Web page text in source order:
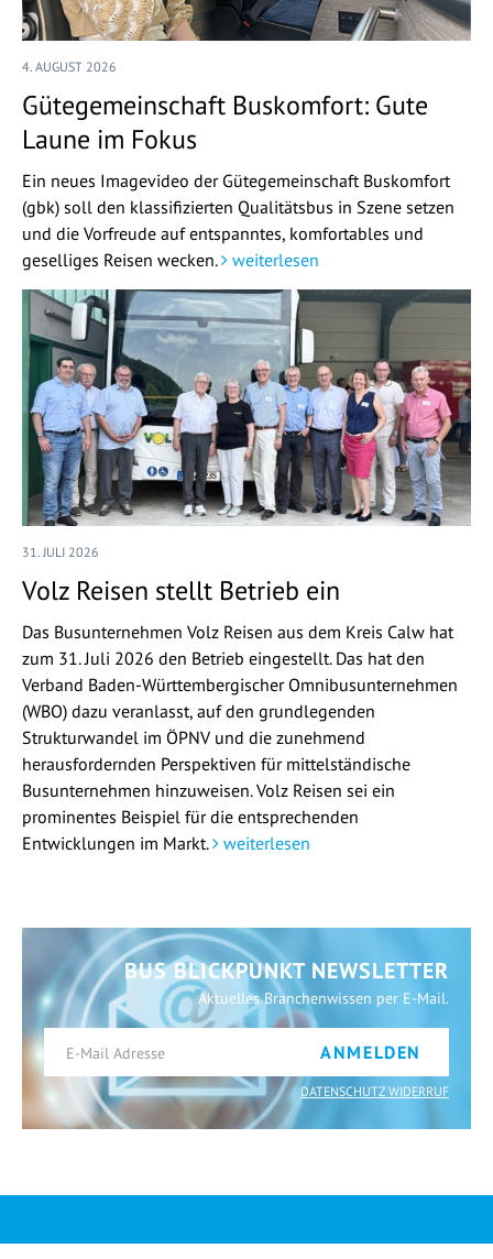
4. AUGUST 2026
Gütegemeinschaft Buskomfort: Gute
Laune im Fokus
Ein neues Imagevideo der Gütegemeinschaft Buskomfort
(gbk) soll den klassifizierten Qualitätsbus in Szene setzen
und die Vorfreude auf entspanntes, komfortables und
geselliges Reisen wecken.
weiterlesen
31. JULI 2026
Volz Reisen stellt Betrieb ein
Das Busunternehmen Volz Reisen aus dem Kreis Calw hat
zum 31. Juli 2026 den Betrieb eingestellt. Das hat den
Verband Baden-Württembergischer Omnibusunternehmen
(WBO) dazu veranlasst, auf den grundlegenden
Strukturwandel im ÖPNV und die zunehmend
herausfordernden Perspektiven für mittelständische
Busunternehmen hinzuweisen. Volz Reisen sei ein
prominentes Beispiel für die entsprechenden
Entwicklungen im Markt.
weiterlesen
BUS BLICKPUNKT NEWSLETTER
Aktuelles Branchenwissen per E-Mail.
ANMELDEN
DATENSCHUTZ WIDERRUF